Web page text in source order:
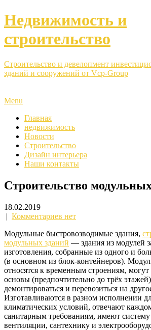
Недвижимость и
строительство
Строительство и девелопмент
зданий и сооружений от Vcp-Group
Menu
Главная
недвижимость
Новости
Строительство
Дизайн интерьера
Наши контакты
Строительство
18.02.2019
| Комментариев нет
Модульные быстровозводимые здания,
модульных зданий — здания из модулей
изготовления, собранные из одного и
(в основном из блок-контейнеров).
относятся к временным строениям, могут
основы (предпочтительно до трёх
демонтироваться и перевозиться на
Изготавливаются в разном исполнении
климатических условий, отвечают
санитарным требованиям, имеют
вентиляции, сантехнику и